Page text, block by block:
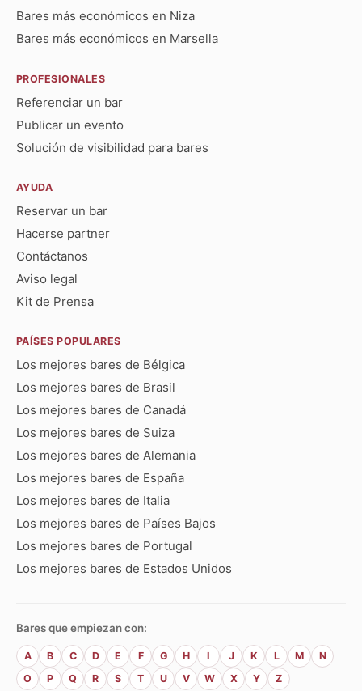
Bares más económicos en Niza
Bares más económicos en Marsella
PROFESIONALES
Referenciar un bar
Publicar un evento
Solución de visibilidad para bares
AYUDA
Reservar un bar
Hacerse partner
Contáctanos
Aviso legal
Kit de Prensa
PAÍSES POPULARES
Los mejores bares de Bélgica
Los mejores bares de Brasil
Los mejores bares de Canadá
Los mejores bares de Suiza
Los mejores bares de Alemania
Los mejores bares de España
Los mejores bares de Italia
Los mejores bares de Países Bajos
Los mejores bares de Portugal
Los mejores bares de Estados Unidos
Bares que empiezan con:
A B C D E F G H I J K L M
N
O
P Q R S T U V W X Y Z